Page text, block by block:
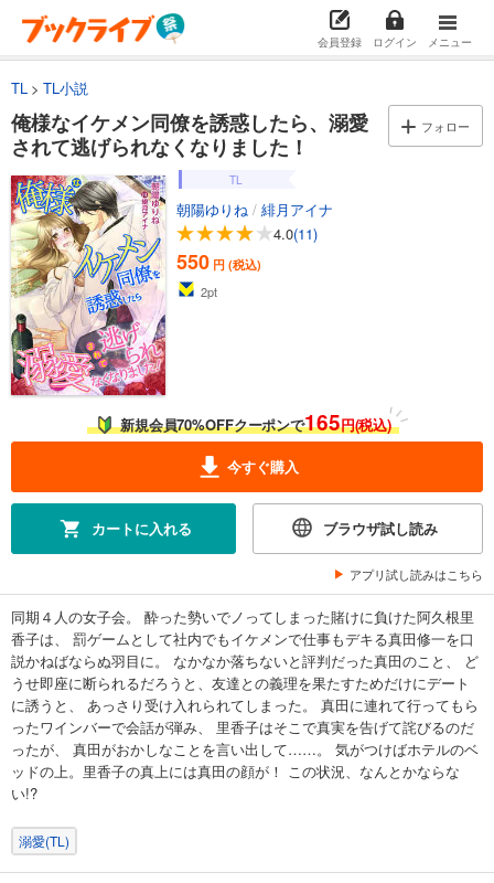
会員登録 ログイン メニュー
TL TL小説
俺様なイケメン同僚を誘惑したら、溺愛
されて逃げられなくなりました！
フォロー
TL
朝陽ゆりね / 緋月アイナ
4.0(11)
550 円 (税込)
2pt
新規会員70%OFFクーポンで165円(税込)
今すぐ購入
カートに入れる ブラウザ試し読み
アプリ試し読みはこちら
同期４人の女子会。 酔った勢いでノってしまった賭けに負けた阿久根里
香子は、 罰ゲームとして社内でもイケメンで仕事もデキる真田修一を口
説かねばならぬ羽目に。 なかなか落ちないと評判だった真田のこと、 ど
うせ即座に断られるだろうと、友達との義理を果たすためだけにデート
に誘うと、 あっさり受け入れられてしまった。 真田に連れて行ってもら
ったワインバーで会話が弾み、 里香子はそこで真実を告げて詫びるのだ
ったが、 真田がおかしなことを言い出して……。 気がつけばホテルのベ
ッドの上。里香子の真上には真田の顔が！ この状況、なんとかならな
い!?
溺愛(TL)